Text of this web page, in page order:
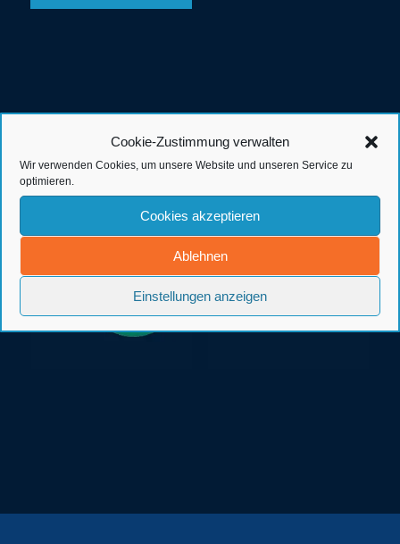
Cookie-Zustimmung verwalten
Wir verwenden Cookies, um unsere Website und unseren Service zu
optimieren.
Cookies akzeptieren
Ablehnen
Einstellungen anzeigen
Kunden der Werbeagentur in
Ostfriesland